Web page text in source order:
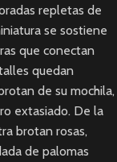
repletas de
se sostiene
que conectan
quedan
de su mochila,
extasiado. De la
brotan rosas,
de palomas